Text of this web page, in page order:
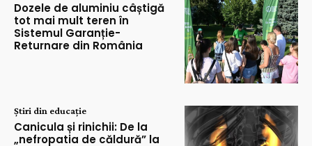
Dozele de aluminiu câștigă
tot mai mult teren în
Sistemul Garanție-
Returnare din România
Știri din educație
Canicula și rinichii: De la
„nefropatia de căldură” la